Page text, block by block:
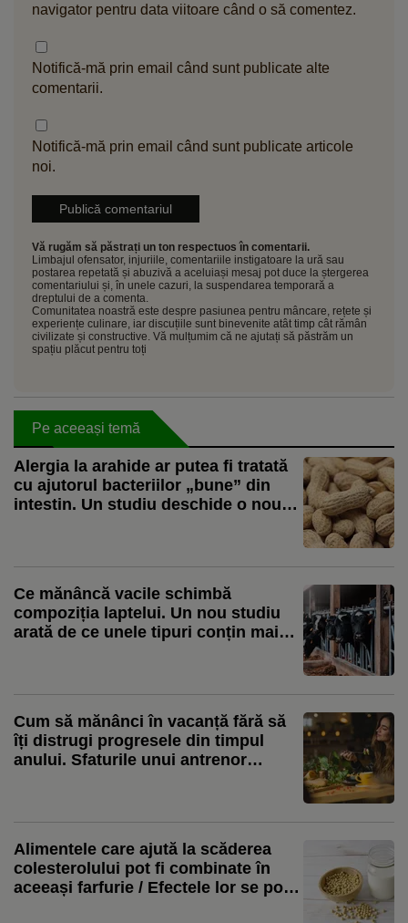
navigator pentru data viitoare când o să comentez.
Notifică-mă prin email când sunt publicate alte
comentarii.
Notifică-mă prin email când sunt publicate articole
noi.
Vă rugăm să păstrați un ton respectuos în comentarii.
Limbajul ofensator, injuriile, comentariile instigatoare la ură sau
postarea repetată și abuzivă a aceluiași mesaj pot duce la ștergerea
comentariului și, în unele cazuri, la suspendarea temporară a
dreptului de a comenta.
Comunitatea noastră este despre pasiunea pentru mâncare, rețete și
experiențe culinare, iar discuțiile sunt binevenite atât timp cât rămân
civilizate și constructive. Vă mulțumim că ne ajutați să păstrăm un
spațiu plăcut pentru toți
Pe aceeași temă
Alergia la arahide ar putea fi tratată
cu ajutorul bacteriilor „bune” din
intestin. Un studiu deschide o nouă
Ce mănâncă vacile schimbă
compoziția laptelui. Un nou studiu
arată de ce unele tipuri conțin mai
Cum să mănânci în vacanță fără să
îți distrugi progresele din timpul
anului. Sfaturile unui antrenor
Alimentele care ajută la scăderea
colesterolului pot fi combinate în
aceeași farfurie / Efectele lor se pot